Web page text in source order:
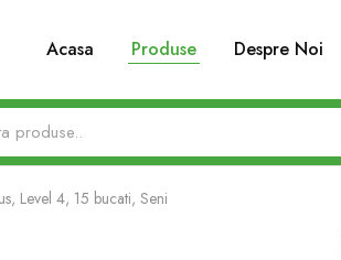
Acasa Produse Despre Noi
Level 4, 15 bucati, Seni